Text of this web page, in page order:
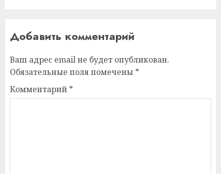
Добавить комментарий
Ваш адрес email не будет опубликован.
Обязательные поля помечены *
Комментарий *